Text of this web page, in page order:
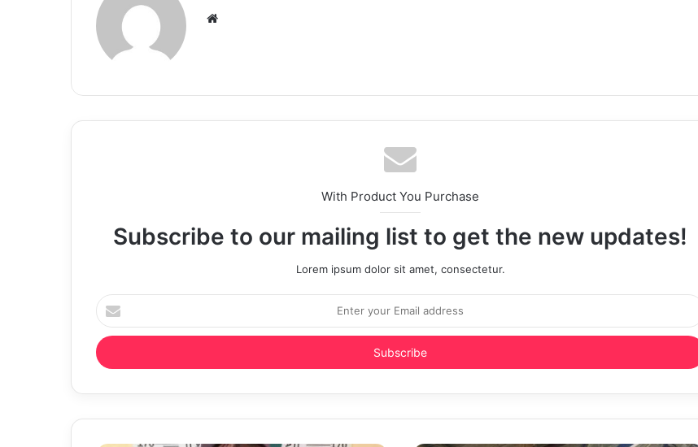
With Product You Purchase
Subscribe to our mailing list to get the new updates!
Lorem ipsum dolor sit amet, consectetur.
Enter
your
Email
address